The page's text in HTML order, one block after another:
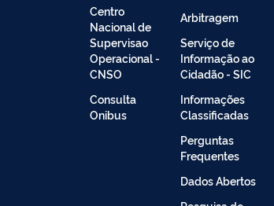
Centro
Nacional de
Supervisao
Operacional -
CNSO
Consulta
Onibus
Arbitragem
Serviço de
Informação ao
Cidadão - SIC
Informações
Classificadas
Perguntas
Frequentes
Dados Abertos